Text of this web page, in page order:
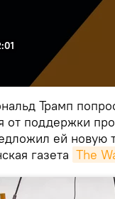
Трамп
от поддержки
ей новую
газета The